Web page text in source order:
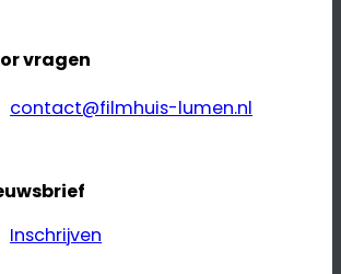
vragen
contact@filmhuis-lumen.nl
Inschrijven